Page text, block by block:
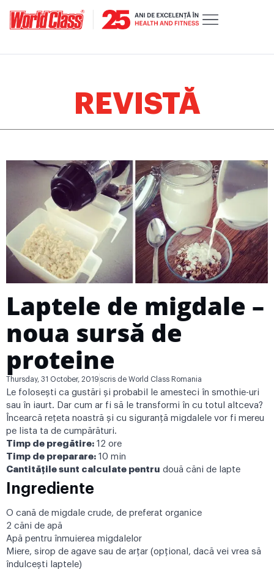
REVISTĂ
Laptele de migdale –
noua sursă de
proteine
Thursday, 31 October, 2019 scris de World Class Romania
Le folosești ca gustări și probabil le amesteci în smothie-uri
sau în iaurt. Dar cum ar fi să le transformi în cu totul altceva?
Încearcă rețeta noastră și cu siguranță migdalele vor fi mereu
pe lista ta de cumpărături.
Timp de pregătire: 12 ore
Timp de preparare: 10 min
Cantitățile sunt calculate pentru două căni de lapte
Ingrediente
O cană de migdale crude, de preferat organice
2 căni de apă
Apă pentru înmuierea migdalelor
Miere, sirop de agave sau de arţar (opţional, dacă vei vrea să
îndulcești laptele)